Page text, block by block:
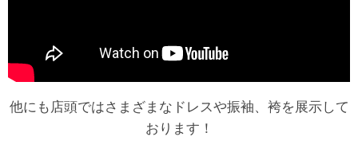
他にも店頭ではさまざまなドレスや振袖、袴を展示して
おります！